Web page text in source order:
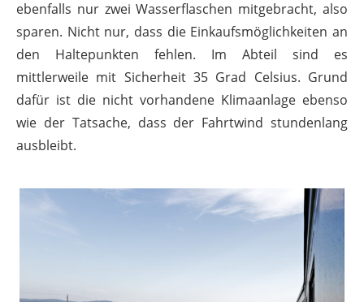
ebenfalls nur zwei Wasserflaschen mitgebracht, also
sparen. Nicht nur, dass die Einkaufsmöglichkeiten an
den Haltepunkten fehlen. Im Abteil sind es
mittlerweile mit Sicherheit 35 Grad Celsius. Grund
dafür ist die nicht vorhandene Klimaanlage ebenso
wie der Tatsache, dass der Fahrtwind stundenlang
ausbleibt.